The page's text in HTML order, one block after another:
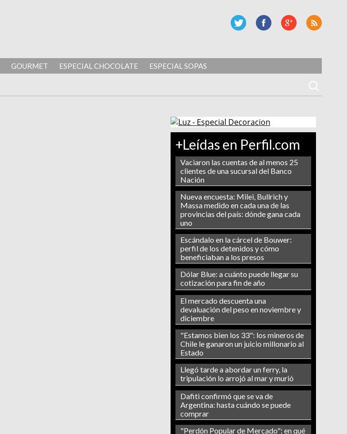
GOURMET ESPECIAL CHOCOLATE ESPECIAL SOPAS
+Leídas en Perfil.com
Vaciaron las cuentas de al menos 25
clientes de una sucursal del Banco
Nación
Nueva encuesta: Milei, Bullrich y
Massa medido en cada una de las
provincias del país: dónde gana cada
uno
Escándalo en la cárcel de Bouwer:
perfil de los detenidos y cómo
beneficiaban a los presos
Dólar Blue: a cuánto puede llegar su
cotización para fin de año
El mercado descuenta una
devaluación del peso en noviembre y
diciembre
"Estamos bien los 33": los mineros de
Chile le ganaron un juicio millonario al
Estado
Llegó tarde a abordar un ferry, la
tripulación lo arrojó al mar y murió
Dafiti confirmó que se va de
Argentina: hasta cuándo se puede
comprar
"Perdón Popular de Mercado": en qué